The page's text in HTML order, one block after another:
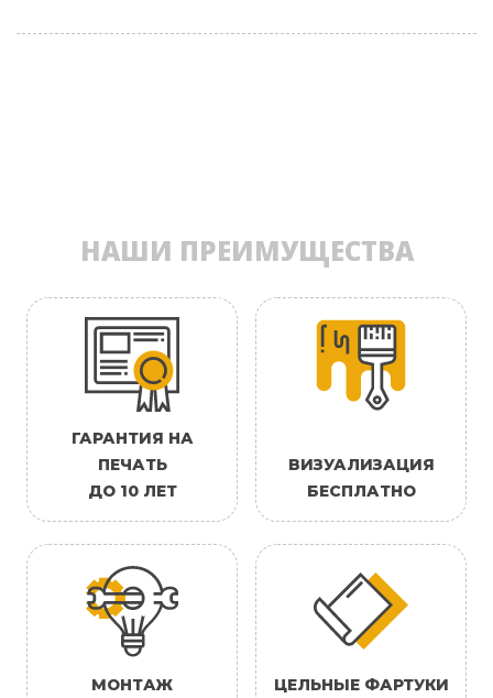
НАШИ ПРЕИМУЩЕСТВА
ГАРАНТИЯ НА
ПЕЧАТЬ
ДО 10 ЛЕТ
ВИЗУАЛИЗАЦИЯ
БЕСПЛАТНО
МОНТАЖ
ЦЕЛЬНЫЕ ФАРТУКИ